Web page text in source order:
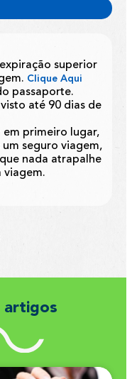
superior
Clique Aqui
passaporte.
até 90 dias de
em primeiro lugar,
seguro viagem,
nada atrapalhe
viagem.
artigos